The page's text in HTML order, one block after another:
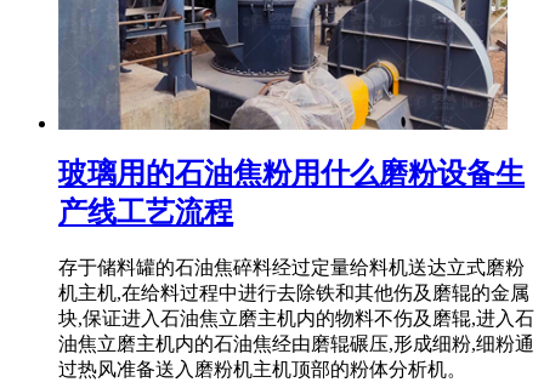
玻璃用的石油焦粉用什么磨粉设备生
产线工艺流程
存于储料罐的石油焦碎料经过定量给料机送达立式磨粉
机主机,在给料过程中进行去除铁和其他伤及磨辊的金属
块,保证进入石油焦立磨主机内的物料不伤及磨辊,进入石
油焦立磨主机内的石油焦经由磨辊碾压,形成细粉,细粉通
过热风准备送入磨粉机主机顶部的粉体分析机。